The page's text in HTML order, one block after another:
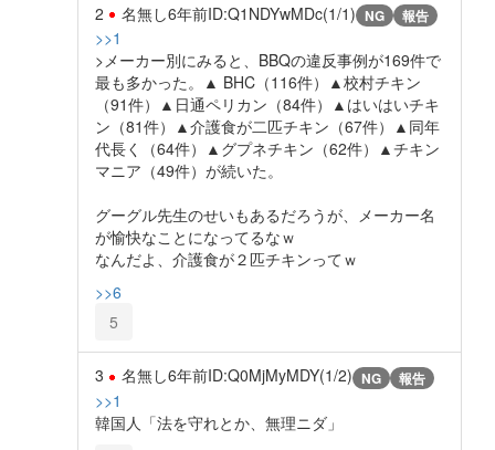
2 名無し6年前ID:Q1NDYwMDc(1/1) NG 報告
>>1
>メーカー別にみると、BBQの違反事例が169件で
最も多かった。▲ BHC（116件）▲校村チキン
（91件）▲日通ペリカン（84件）▲はいはいチキ
ン（81件）▲介護食が二匹チキン（67件）▲同年
代長く（64件）▲グプネチキン（62件）▲チキン
マニア（49件）が続いた。
グーグル先生のせいもあるだろうが、メーカー名
が愉快なことになってるなｗ
なんだよ、介護食が２匹チキンってｗ
>>6
5
3 名無し6年前ID:Q0MjMyMDY(1/2) NG 報告
>>1
韓国人「法を守れとか、無理ニダ」